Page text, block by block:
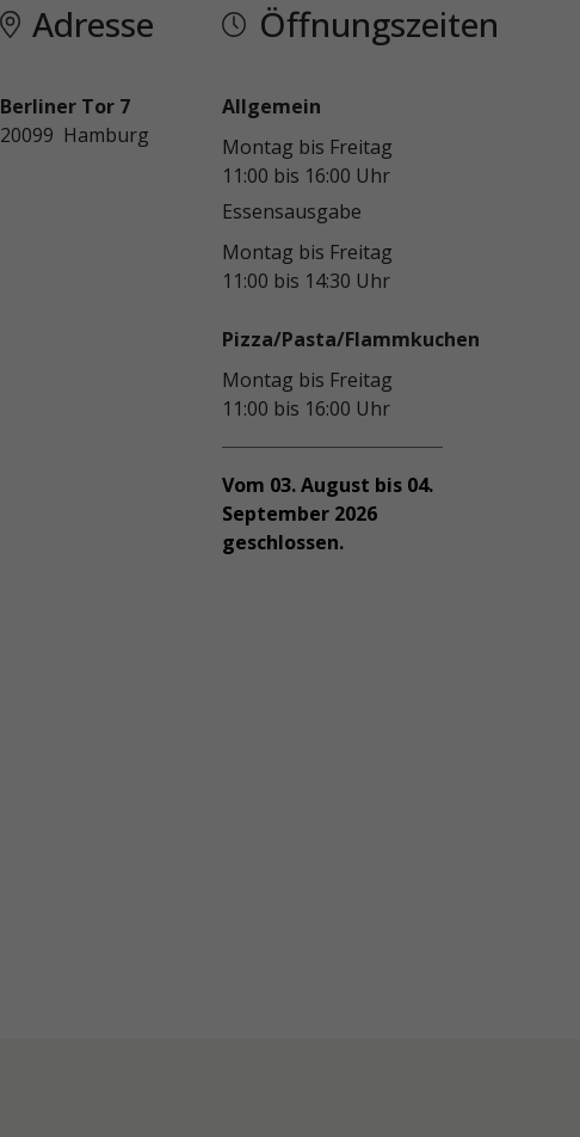
Adresse
Berliner Tor 7
20099 Hamburg
Öffnungszeiten
Allgemein
Montag bis Freitag
11:00 bis 16:00 Uhr
Essensausgabe
Montag bis Freitag
11:00 bis 14:30 Uhr
Pizza/Pasta/Flammkuchen
Montag bis Freitag
11:00 bis 16:00 Uhr
Vom 03. August bis 04.
September 2026
geschlossen.